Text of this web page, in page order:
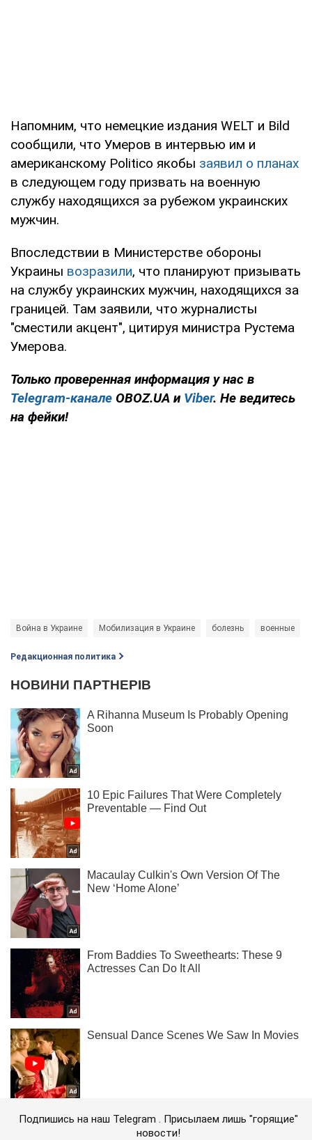
Напомним, что немецкие издания WELT и Bild
сообщили, что Умеров в интервью им и
американскому Politico якобы заявил о планах
в следующем году призвать на военную
службу находящихся за рубежом украинских
мужчин.
Впоследствии в Министерстве обороны
Украины возразили, что планируют призывать
на службу украинских мужчин, находящихся за
границей. Там заявили, что журналисты
"сместили акцент", цитируя министра Рустема
Умерова.
Только проверенная информация у нас в
Telegram-канале OBOZ.UA и Viber. Не ведитесь
на фейки!
Война в Украине Мобилизация в Украине болезнь военные
Редакционная политика
Подпишись на наш Telegram . Присылаем лишь "горящие"
новости!